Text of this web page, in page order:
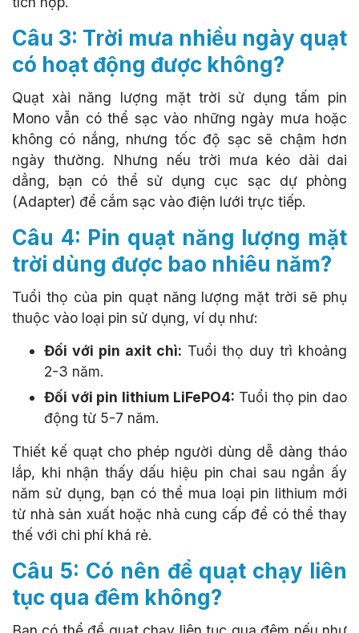
Câu 3: Trời mưa nhiều ngày quạt
có hoạt động được không?
Quạt xài năng lượng mặt trời sử dụng tấm pin
Mono vẫn có thể sạc vào những ngày mưa hoặc
không có nắng, nhưng tốc độ sạc sẽ chậm hơn
ngày thường. Nhưng nếu trời mưa kéo dài dai
dẳng, bạn có thể sử dụng cục sạc dự phòng
(Adapter) để cắm sạc vào điện lưới trực tiếp.
Câu 4: Pin quạt năng lượng mặt
trời dùng được bao nhiêu năm?
Tuổi thọ của pin quạt năng lượng mặt trời sẽ phụ
thuộc vào loại pin sử dụng, ví dụ như:
Đối với pin axit chì: Tuổi thọ duy trì khoảng
2-3 năm.
Đối với pin lithium LiFePO4: Tuổi thọ pin dao
động từ 5-7 năm.
Thiết kế quạt cho phép người dùng dễ dàng tháo
lắp, khi nhận thấy dấu hiệu pin chai sau ngần ấy
năm sử dụng, bạn có thể mua loại pin lithium mới
từ nhà sản xuất hoặc nhà cung cấp để có thể thay
thế với chi phí khá rẻ.
Câu 5: Có nên để quạt chạy liên
tục qua đêm không?